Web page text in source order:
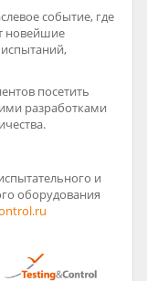
событие, где
новейшие
посетить
разработками
и
оборудования